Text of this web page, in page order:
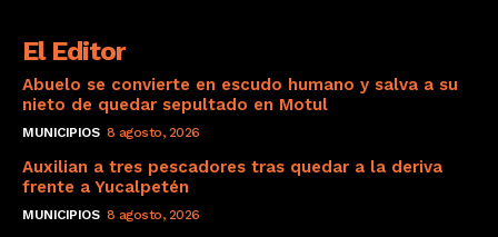
El Editor
Abuelo se convierte en escudo humano y salva a su
nieto de quedar sepultado en Motul
MUNICIPIOS 8 agosto, 2026
Auxilian a tres pescadores tras quedar a la deriva
frente a Yucalpetén
MUNICIPIOS 8 agosto, 2026